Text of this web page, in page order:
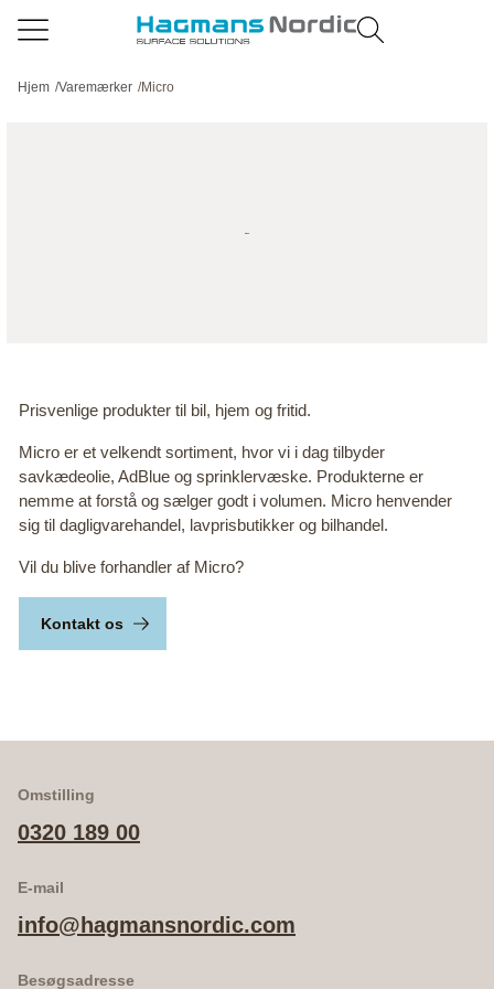
Hjem /Varemærker /Micro
Prisvenlige produkter til bil, hjem og fritid.
Micro er et velkendt sortiment, hvor vi i dag tilbyder
savkædeolie, AdBlue og sprinklervæske. Produkterne er
nemme at forstå og sælger godt i volumen. Micro henvender
sig til dagligvarehandel, lavprisbutikker og bilhandel.
Vil du blive forhandler af Micro?
Kontakt os
Omstilling
0320 189 00
E-mail
info@hagmansnordic.com
Besøgsadresse